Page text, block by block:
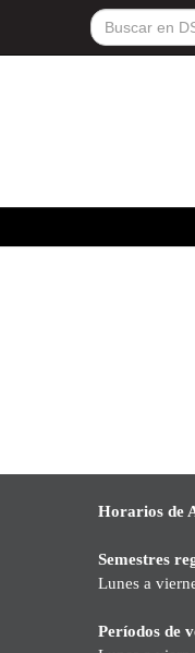
Horarios de
Semestres
Lunes a
Períodos de